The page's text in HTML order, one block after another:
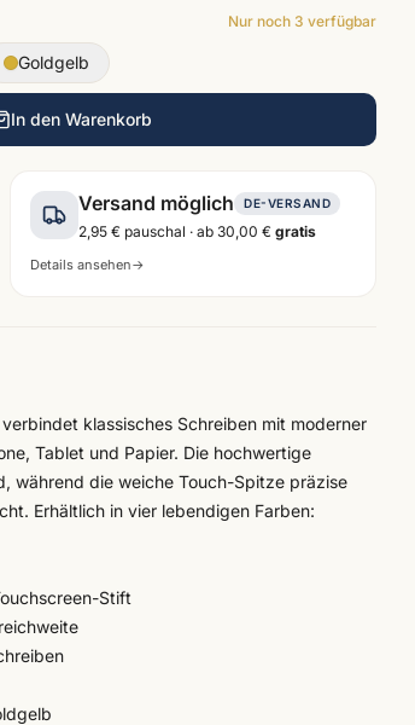
Nur noch 3 verfügbar
Goldgelb
In den Warenkorb
Versand möglich DE-VERSAND
2,95 € pauschal · ab 30,00 € gratis
Details ansehen→
verbindet klassisches Schreiben mit moderner
Tablet und Papier. Die hochwertige
während die weiche Touch-Spitze präzise
Erhältlich in vier lebendigen Farben:
Stift